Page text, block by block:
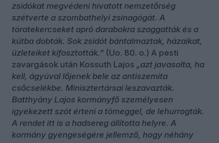
zsidókat megvédeni hivatott nemzetőrség
szétverte a szombathelyi zsinagógát. A
tóratekercseket apró darabokra szaggatták és a
kútba dobták. Sok zsidót bántalmaztak, házaikat,
üzleteiket kifosztották.” (Uo. 80. o.) A pesti
zavargások után Kossuth Lajos „azt javasolta, ha
kell, ágyúval lőjenek bele az antiszemita
csőcselékbe. Minisztertársai leszavazták.
Batthyány Lajos kormányfő személyesen
igyekezett szót érteni a tömeggel, de lehurrogták.
A rendet itt is a hadsereg állította helyre. A
kormány gyengeségére jellemző, hogy néhány